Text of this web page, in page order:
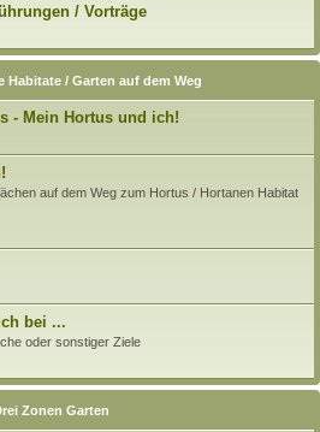
/ Vorträge
Habitate / Garten auf dem Weg
- Mein Hortus und ich!
auf dem Weg zum Hortus / Hortanen Habitat
bei ...
oder sonstiger Ziele
Zonen Garten